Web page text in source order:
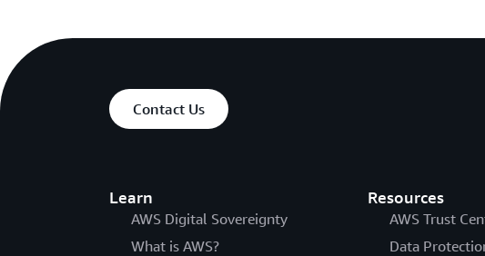
Contact Us
Learn
AWS Digital Sovereignty
What is AWS?
Resources
AWS Trust
Data